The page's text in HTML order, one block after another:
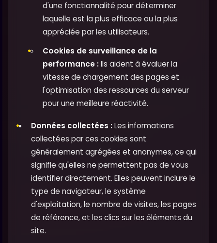
d'une fonctionnalité pour déterminer
laquelle est la plus efficace ou la plus
appréciée par les utilisateurs.
Cookies de surveillance de la
performance :Ils aident à évaluer la
vitesse de chargement des pages et
l'optimisation des ressources du serveur
pour une meilleure réactivité.
Données collectées :Les informations
collectées par ces cookies sont
généralement agrégées et anonymes, ce qui
signifie qu'elles ne permettent pas de vous
identifier directement. Elles peuvent inclure le
type de navigateur, le système
d'exploitation, le nombre de visites, les pages
de référence, et les clics sur les éléments du
site.